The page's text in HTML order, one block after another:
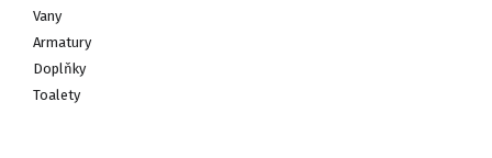
Vany
Armatury
Doplňky
Toalety